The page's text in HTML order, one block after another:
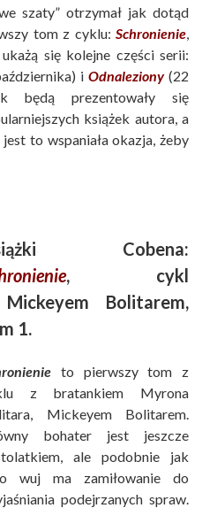
szaty” otrzymał jak dotąd
tom z cyklu: Schronienie,
się kolejne części serii:
i Odnaleziony(22
będą prezentowały się
książek autora, a
to wspaniała okazja, żeby
Cobena:
, cykl
Bolitarem,
1.
to pierwszy tom z
z bratankiem Myrona
Mickeyem Bolitarem.
bohater jest jeszcze
ale podobnie jak
wuj ma zamiłowanie do
podejrzanych spraw.